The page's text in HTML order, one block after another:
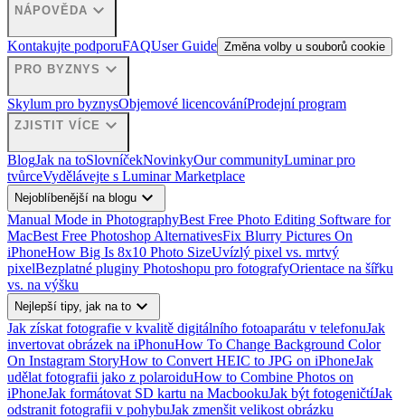
NÁPOVĚDA expand_more
Kontakujte podporuFAQUser Guide Změna volby u souborů cookie
PRO BYZNYS expand_more
Skylum pro byznysObjemové licencováníProdejní program
ZJISTIT VÍCE expand_more
BlogJak na toSlovníčekNovinkyOur communityLuminar pro
tvůrceVydělávejte s Luminar Marketplace
Nejoblíbenější na blogu expand_more
Manual Mode in PhotographyBest Free Photo Editing Software for
MacBest Free Photoshop AlternativesFix Blurry Pictures On
iPhoneHow Big Is 8x10 Photo SizeUvízlý pixel vs. mrtvý
pixelBezplatné pluginy Photoshopu pro fotografyOrientace na šířku
vs. na výšku
Nejlepší tipy, jak na to expand_more
Jak získat fotografie v kvalitě digitálního fotoaparátu v telefonuJak
invertovat obrázek na iPhonuHow To Change Background Color
On Instagram StoryHow to Convert HEIC to JPG on iPhoneJak
udělat fotografii jako z polaroiduHow to Combine Photos on
iPhoneJak formátovat SD kartu na MacbookuJak být fotogeničtíJak
odstranit fotografii v pohybuJak zmenšit velikost obrázku